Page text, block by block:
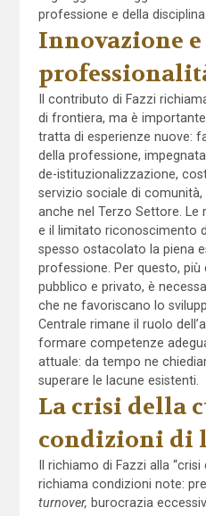
professione e della disciplina.
Innovazione e
Il contributo di Fazzi
di frontiera, ma è
tratta di esperienze nuove:
della professione,
de-istituzionalizzazione,
servizio sociale di comunità,
anche nel Terzo Settore. Le
e il limitato riconoscimento
spesso ostacolato la piena
professione. Per questo, più
pubblico e privato, è
che ne favoriscano lo
Centrale rimane il ruolo
formare competenze
attuale: da tempo ne
superare le lacune esistenti.
La crisi della
condizioni di
Il richiamo di Fazzi alla
richiama condizioni note:
turnover, burocrazia